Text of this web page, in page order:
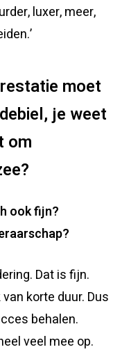
luxer, meer,
moet
je weet
om
ook fijn?
Dat is fijn.
korte duur. Dus
behalen.
veel mee op.